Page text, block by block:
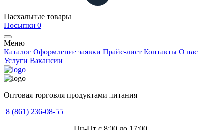
Пасхальные товары
Посыпки 0
Меню
Каталог Оформление заявки Прайс-лист Контакты О нас
Услуги Вакансии
Оптовая торговля продуктами питания
8 (861) 236-08-55
Пн-Пт с 8:00 до 17:00